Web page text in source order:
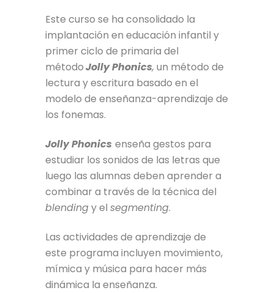
Este curso se ha consolidado la
implantación en educación infantil y
primer ciclo de primaria del
métodoJolly Phonics, un método de
lectura y escritura basado en el
modelo de enseñanza-aprendizaje de
los fonemas.
Jolly Phonics enseña gestos para
estudiar los sonidos de las letras que
luego las alumnas deben aprender a
combinar a través de la técnica del
blendingy el segmenting.
Las actividades de aprendizaje de
este programa incluyen movimiento,
mímica y música para hacer más
dinámica la enseñanza.